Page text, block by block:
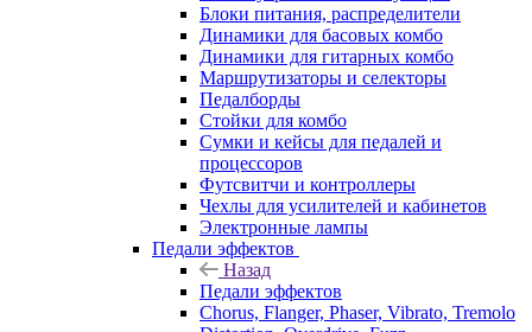
Блоки питания, распределители
Динамики для басовых комбо
Динамики для гитарных комбо
Маршрутизаторы и селекторы
Педалборды
Стойки для комбо
Сумки и кейсы для педалей и
процессоров
Футсвитчи и контроллеры
Чехлы для усилителей и кабинетов
Электронные лампы
Педали эффектов
Назад
Педали эффектов
Chorus, Flanger, Phaser, Vibrato, Tremolo